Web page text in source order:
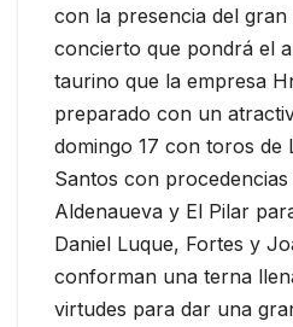
con la presencia del gran
concierto que pondrá el
taurino que la empresa
preparado con un
domingo 17 con toros de
Santos con procedencias
Aldenaueva y El Pilar
Daniel Luque, Fortes y
conforman una terna
virtudes para dar una